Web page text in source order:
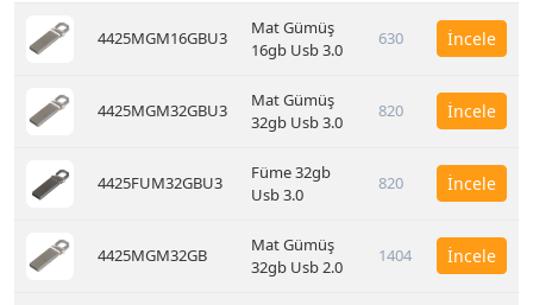
4425MGM16GBU3
Mat Gümüş
16gb Usb 3.0
630 İncele
4425MGM32GBU3
Mat Gümüş
32gb Usb 3.0
820 İncele
4425FUM32GBU3
Füme 32gb
Usb 3.0
820 İncele
4425MGM32GB
Mat Gümüş
32gb Usb 2.0
1404 İncele